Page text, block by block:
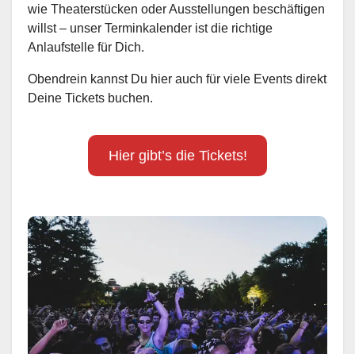
wie Theaterstücken oder Ausstellungen beschäftigen
willst – unser Terminkalender ist die richtige
Anlaufstelle für Dich.
Obendrein kannst Du hier auch für viele Events direkt
Deine Tickets buchen.
Hier gibt’s die Tickets!